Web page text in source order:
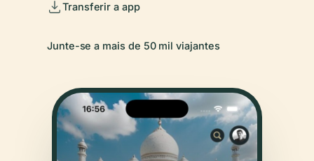
Transferir a app
Junte-se a mais de 50 mil viajantes